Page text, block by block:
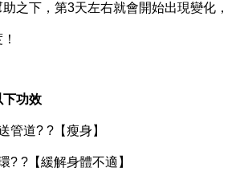
下，第3天左右就會開始出現變化，
功效
道? ?【瘦身】
?【緩解身體不適】